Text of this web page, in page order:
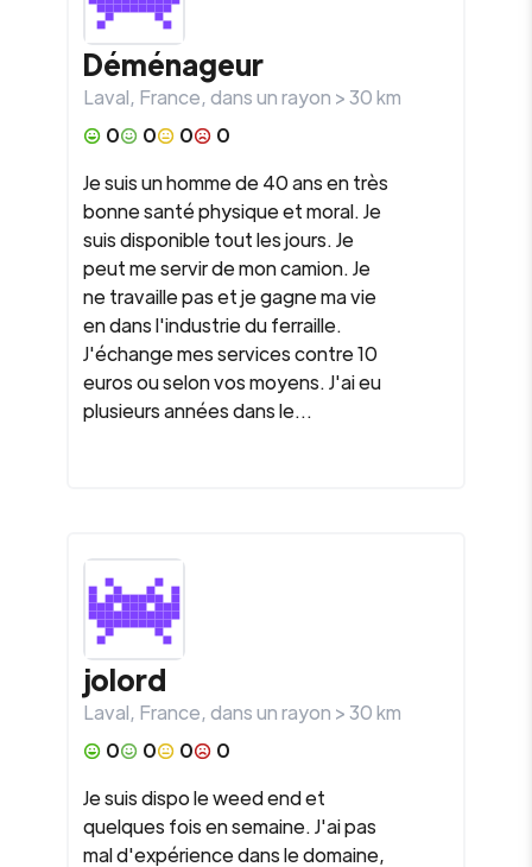
Déménageur
Laval, France, dans un rayon >30km
0
0 0
0
Je suis un homme de 40 ans en très
bonne santé physique et moral. Je
suis disponible tout les jours. Je
peut me servir de mon camion. Je
ne travaille pas et je gagne ma vie
en dans l'industrie du ferraille.
J'échange mes services contre 10
euros ou selon vos moyens. J'ai eu
plusieurs années dans le...
jolord
Laval, France, dans un rayon >30km
0
0 0
0
Je suis dispo le weed end et
quelques fois en semaine. J'ai pas
mal d'expérience dans le domaine,